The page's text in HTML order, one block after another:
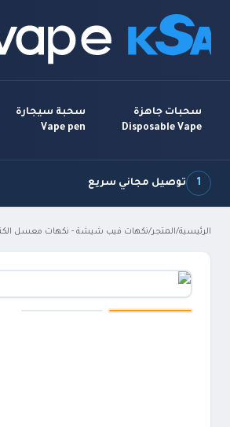
سحبات جاهزة
Disposable Vape
سحبة سيجارة
Vape pen
1 توصيل مجاني سريع
الرئيسية/المتجر/نكهات فيب شيشة - نكهات معسل